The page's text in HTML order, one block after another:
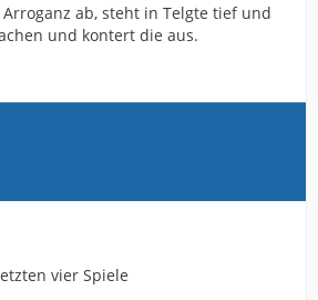
ab, steht in Telgte tief und
und kontert die aus.
vier Spiele